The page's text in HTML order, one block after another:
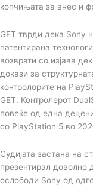
копчињата за внес и
GET тврди дека Sony
патентирана
возврати со изјава
докази за
контролорите на
GET. Контролерот
повеќе од една
со PlayStation 5 во
Судијата застана на
презентирал доволно
ослободи Sony од